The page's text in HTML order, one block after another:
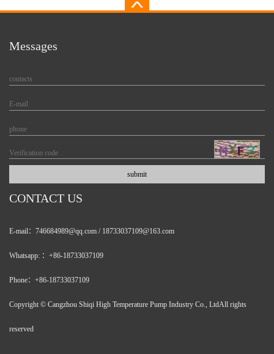
Messages
CONTACT US
E-mail：746684989@qq.com / 18733037109@163.com
Whatsapp: ：+86-18733037109
Phone：+86-18733037109
Copyright © Cangzhou Shiqi High Temperature Pump Industry Co., LtdAll rights
reserved